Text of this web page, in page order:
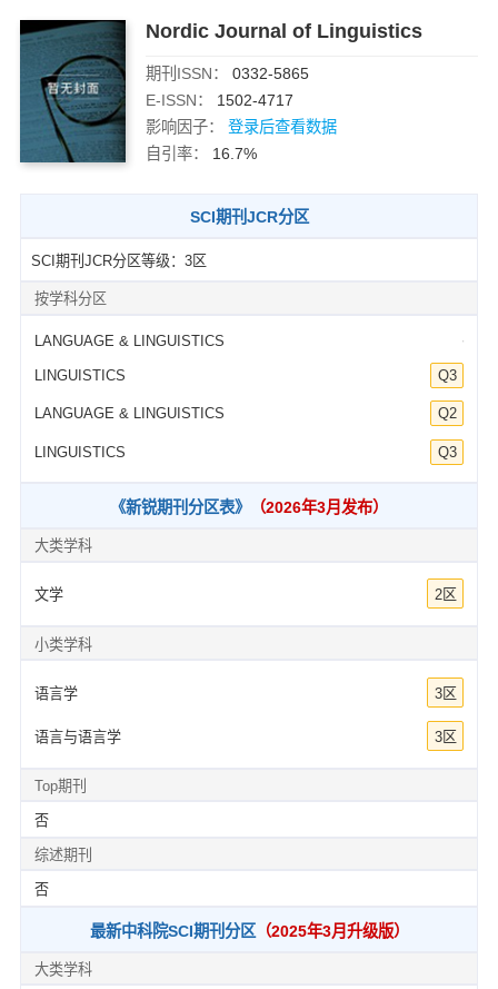
Nordic Journal of Linguistics
期刊ISSN：
0332-5865
E-ISSN：
1502-4717
影响因子：
登录后查看数据
自引率：
16.7%
SCI期刊JCR分区
SCI期刊JCR分区等级：3区
按学科分区
LANGUAGE & LINGUISTICS -
LINGUISTICS Q3
LANGUAGE & LINGUISTICS Q2
LINGUISTICS Q3
《新锐期刊分区表》 （2026年3月发布）
大类学科
文学 2区
小类学科
语言学 3区
语言与语言学 3区
Top期刊
否
综述期刊
否
最新中科院SCI期刊分区 （2025年3月升级版）
大类学科